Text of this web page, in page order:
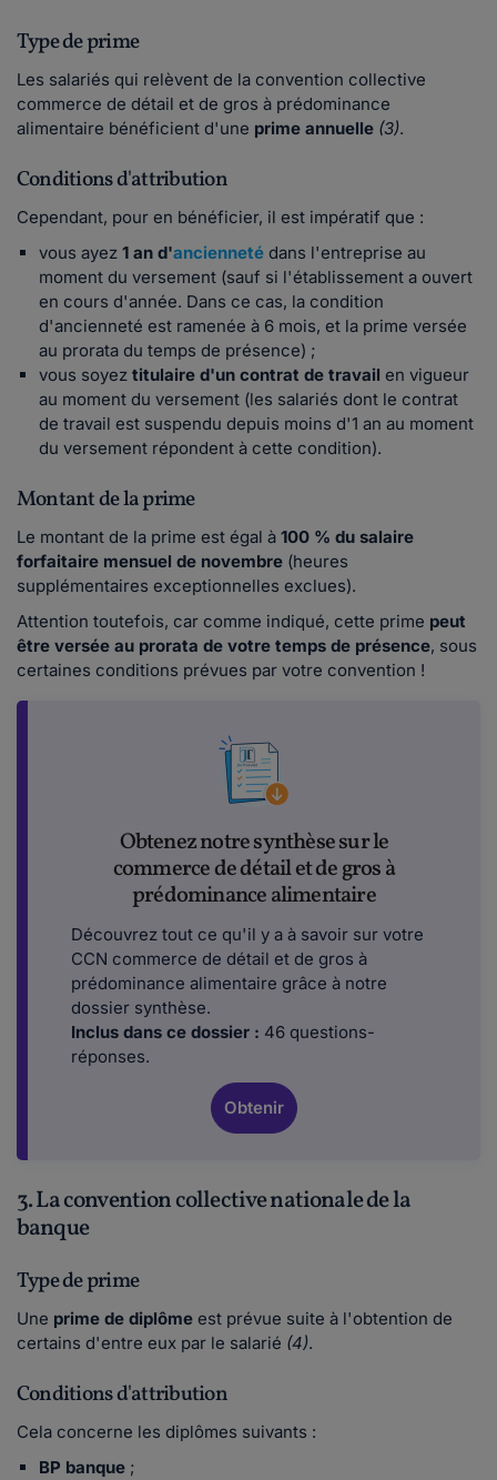
Type de prime
Les salariés qui relèvent de la convention collective
commerce de détail et de gros à prédominance
alimentaire bénéficient d'une prime annuelle (3).
Conditions d'attribution
Cependant, pour en bénéficier, il est impératif que :
vous ayez 1 an d'ancienneté dans l'entreprise au
moment du versement (sauf si l'établissement a ouvert
en cours d'année. Dans ce cas, la condition
d'ancienneté est ramenée à 6 mois, et la prime versée
au prorata du temps de présence) ;
vous soyez titulaire d'un contrat de travail en vigueur
au moment du versement (les salariés dont le contrat
de travail est suspendu depuis moins d'1 an au moment
du versement répondent à cette condition).
Montant de la prime
Le montant de la prime est égal à 100 % du salaire
forfaitaire mensuel de novembre (heures
supplémentaires exceptionnelles exclues).
Attention toutefois, car comme indiqué, cette prime peut
être versée au prorata de votre temps de présence, sous
certaines conditions prévues par votre convention !
Obtenez notre synthèse sur le
commerce de détail et de gros à
prédominance alimentaire
Découvrez tout ce qu'il y a à savoir sur votre
CCN commerce de détail et de gros à
prédominance alimentaire grâce à notre
dossier synthèse.
Inclus dans ce dossier : 46 questions-
réponses.
Obtenir
3. La convention collective nationale de la
banque
Type de prime
Une prime de diplôme est prévue suite à l'obtention de
certains d'entre eux par le salarié (4).
Conditions d'attribution
Cela concerne les diplômes suivants :
BP banque ;